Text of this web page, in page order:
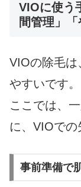
VIOに使う
間管理」
VIOの除毛は
やすいです。
ここでは、
に、VIOでの
事前準備で